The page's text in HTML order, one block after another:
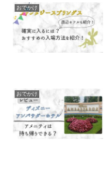
おでかけ
おでかけ